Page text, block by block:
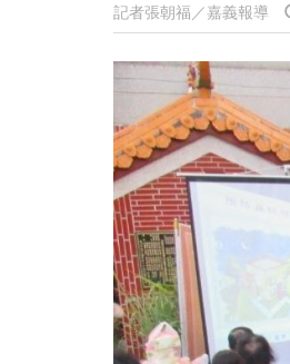
記者張朝福／嘉義報導